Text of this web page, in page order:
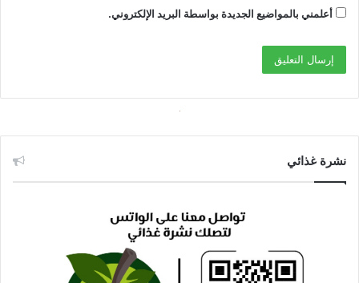
أعلمني بالمواضيع الجديدة بواسطة البريد الإلكتروني.
نشرة غذائي